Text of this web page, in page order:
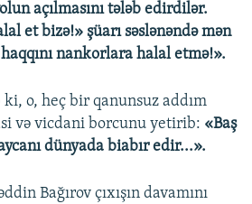
açılmasını tələb edirdilər.
et bizə!» şüarı səslənəndə mən
nankorlara halal etmə!».
o, heç bir qanunsuz addım
və vicdani borcunu yetirib: «Baş
dünyada biabır edir...».
Bağırov çıxışın davamını